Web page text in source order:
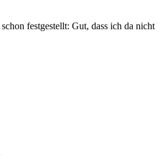
festgestellt: Gut, dass ich da nicht